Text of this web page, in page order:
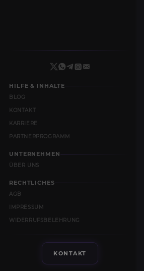
HILFE & INHALTE
BLOG
KONTAKT
KARRIERE
PARTNERPROGRAMM
UNTERNEHMEN
ÜBER UNS
RECHTLICHES
AGB
IMPRESSUM
WIDERRUFSBELEHRUNG
KONTAKT